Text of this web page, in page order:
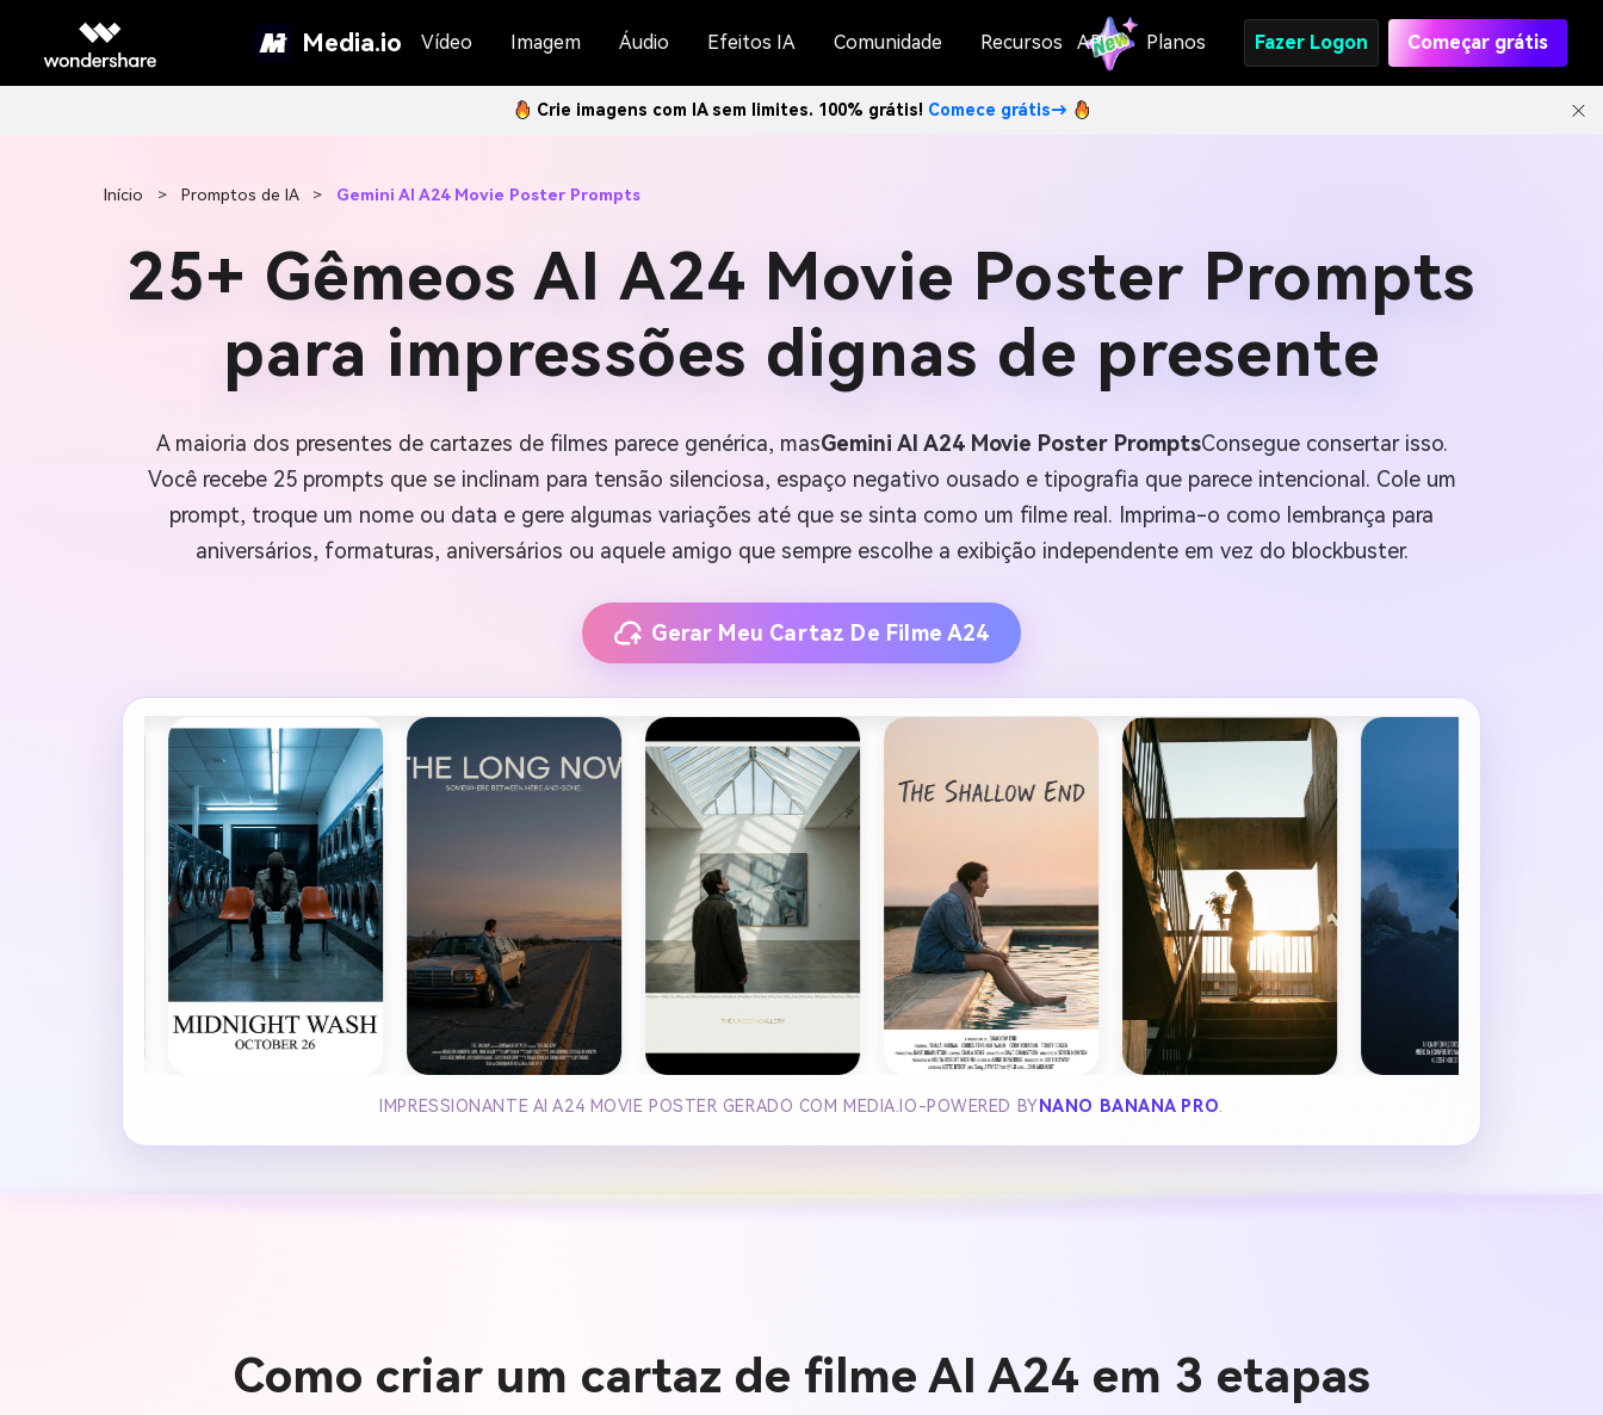
Media.io Vídeo Imagem Áudio Efeitos IA Comunidade Recursos API Planos Fazer Logon Começar grátis
Crie imagens com IA sem limites. 100% grátis! Comece grátis→
Início > Promptos de IA > Gemini AI A24 Movie Poster Prompts
25+ Gêmeos AI A24 Movie Poster Prompts
para impressões dignas de presente
A maioria dos presentes de cartazes de filmes parece genérica, masGemini AI A24 Movie Poster PromptsConsegue consertar isso.
Você recebe 25 prompts que se inclinam para tensão silenciosa, espaço negativo ousado e tipografia que parece intencional. Cole um
prompt, troque um nome ou data e gere algumas variações até que se sinta como um filme real. Imprima-o como lembrança para
aniversários, formaturas, aniversários ou aquele amigo que sempre escolhe a exibição independente em vez do blockbuster.
Gerar Meu Cartaz De Filme A24
IMPRESSIONANTE AI A24 MOVIE POSTER GERADO COM MEDIA.IO-POWERED BY NANO BANANA PRO
Como criar um cartaz de filme AI A24 em 3 etapas